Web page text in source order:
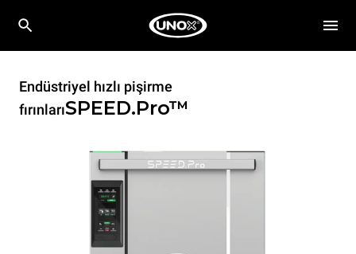
Endüstriyel hızlı pişirme
fırınlarıSPEED.Pro™